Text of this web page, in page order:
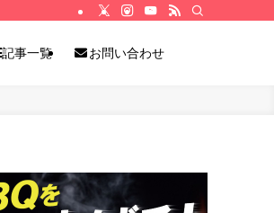
記事一覧 お問い合わせ